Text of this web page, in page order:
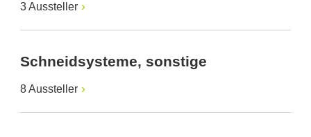
3 Aussteller
Schneidsysteme, sonstige
8 Aussteller